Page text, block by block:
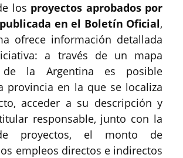
los proyectos aprobados por
en el Boletín Oficial,
ofrece información detallada
a través de un mapa
de la Argentina es posible
provincia en la que se localiza
acceder a su descripción y
responsable, junto con la
proyectos, el monto de
empleos directos e indirectos